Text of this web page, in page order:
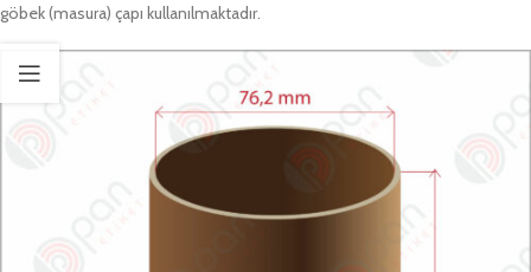
göbek (masura) çapı kullanılmaktadır.